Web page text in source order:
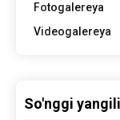
Fotogalereya
Videogalereya
So'nggi